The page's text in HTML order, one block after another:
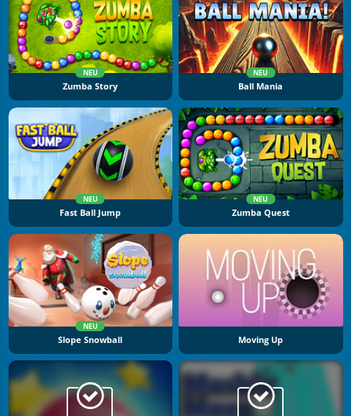
NEU
Zumba Story
NEU
Ball Mania
NEU
Fast Ball Jump
NEU
Zumba Quest
NEU
Slope Snowball Moving Up